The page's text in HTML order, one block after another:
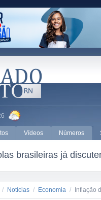
Vídeos Números
brasileiras já
/ Notícias / Economia / Inflação